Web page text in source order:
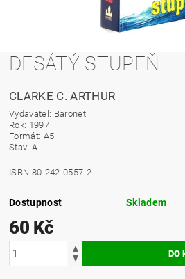
DESÁTÝ STUPEŇ
CLARKE C. ARTHUR
Vydavatel: Baronet
Rok: 1997
Formát: A5
Stav: A
ISBN 80-242-0557-2
Dostupnost Skladem
60 Kč